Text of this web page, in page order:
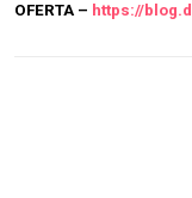
OFERTA – https://